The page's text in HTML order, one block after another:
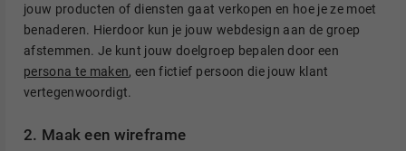
jouw producten of diensten gaat verkopen en hoe je ze moet
benaderen. Hierdoor kun je jouw webdesign aan de groep
afstemmen. Je kunt jouw doelgroep bepalen door een
persona te maken, een fictief persoon die jouw klant
vertegenwoordigt.
2. Maak een wireframe